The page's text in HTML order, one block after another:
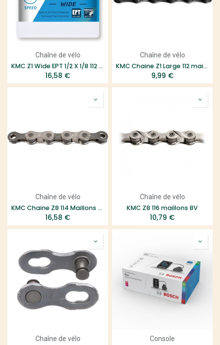
Chaîne de vélo
KMC Z1 Wide EPT 1/2 X 1/8 112 maillons 8,6mm Longlife
16,58 €
Chaîne de vélo
KMC Chaine Z1 Large 112 maillons 1 vitesse
9,99 €
Chaîne de vélo
KMC Chaine Z8 114 Maillons 8 vitesses
16,58 €
Chaîne de vélo
KMC Z8 116 maillons 8V
10,79 €
Chaîne de vélo Console